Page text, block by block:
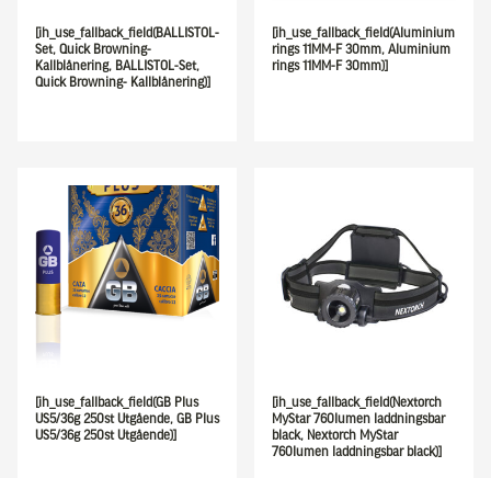
[ih_use_fallback_field(BALLISTOL-
Set, Quick Browning-
Kallblånering, BALLISTOL-Set,
Quick Browning- Kallblånering)]
[ih_use_fallback_field(Aluminium
rings 11MM-F 30mm, Aluminium
rings 11MM-F 30mm)]
[ih_use_fallback_field(GB Plus
US5/36g 250st Utgående, GB Plus
US5/36g 250st Utgående)]
[ih_use_fallback_field(Nextorch
MyStar 760lumen laddningsbar
black, Nextorch MyStar
760lumen laddningsbar black)]